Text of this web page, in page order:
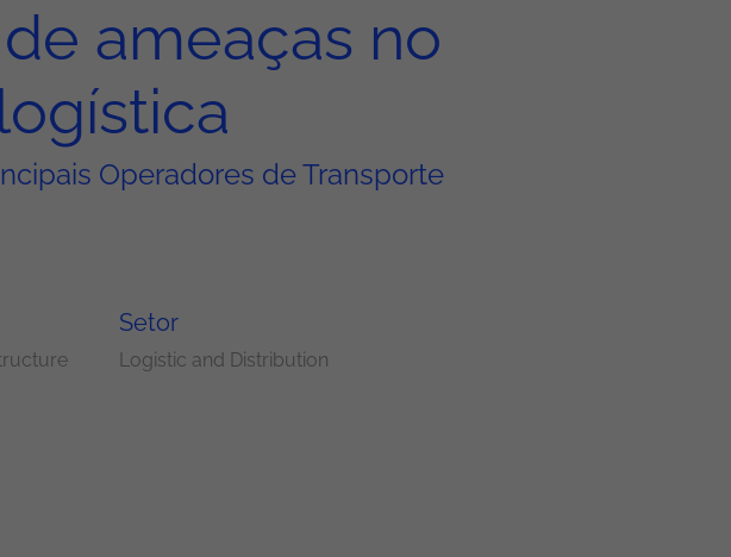
ameaças no
Operadores de Transporte
Setor
Logistic and Distribution